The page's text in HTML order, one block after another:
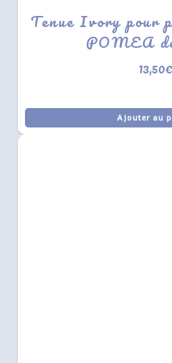
Tenue Ivory pour
POMEA
13,50€
Ajouter au